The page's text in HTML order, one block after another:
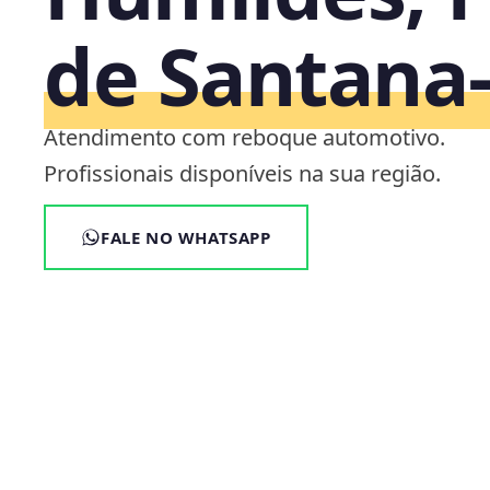
de
Atendimento com reboque automotivo.
Profissionais disponíveis na sua região.
FALE NO WHATSAPP